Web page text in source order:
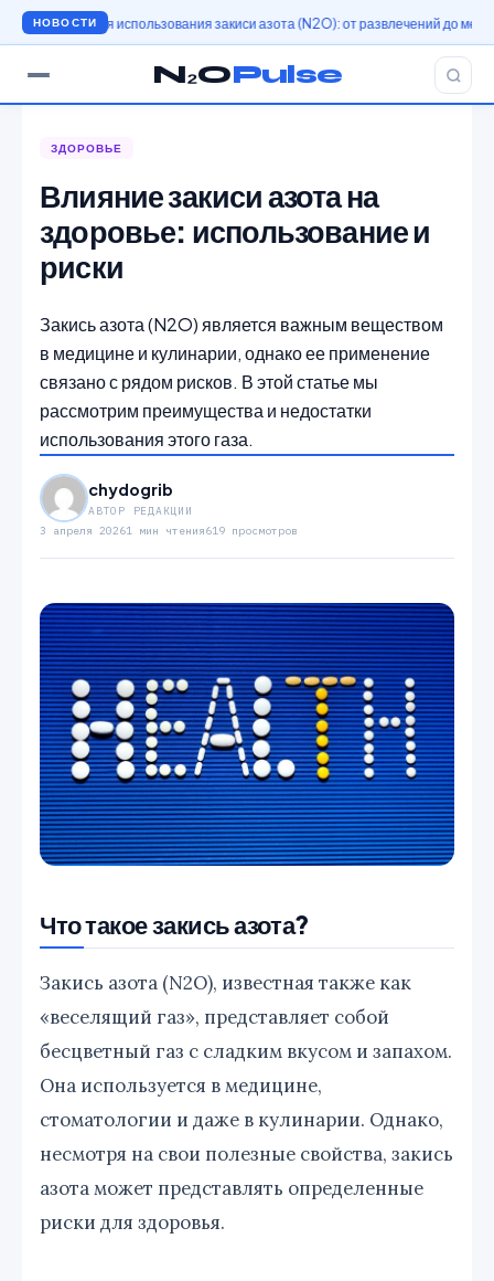
НОВОСТИ
История использования закиси азота (N2O): от развлечений до медицины
N₂OPulse
ЗДОРОВЬЕ
Влияние закиси азота на
здоровье: использование и
риски
Закись азота (N2O) является важным веществом
в медицине и кулинарии, однако ее применение
связано с рядом рисков. В этой статье мы
рассмотрим преимущества и недостатки
использования этого газа.
chydogrib
АВТОР РЕДАКЦИИ
3 апреля 20261 мин чтения619 просмотров
Что такое закись азота?
Закись азота (N2O), известная также как
«веселящий газ», представляет собой
бесцветный газ с сладким вкусом и запахом.
Она используется в медицине,
стоматологии и даже в кулинарии. Однако,
несмотря на свои полезные свойства, закись
азота может представлять определенные
риски для здоровья.